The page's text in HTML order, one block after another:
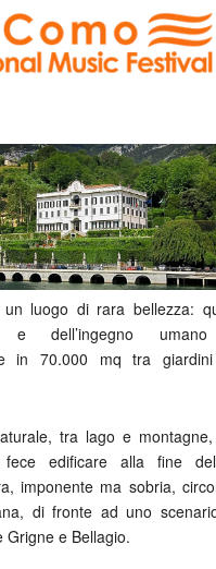
luogo di rara bellezza:
dell’ingegno umano
in 70.000 mq tra
tra lago e
fece edificare alla fine
imponente ma sobria,
di fronte ad uno
Grigne e Bellagio.